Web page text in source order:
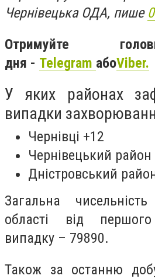
Чернівецька ОДА, пише
Отримуйте
дня - Telegram абоViber.
У яких районах
випадки
Чернівці +12
Чернівецький район
Дністровський
Загальна
області від першого
випадку – 79890.
Також за останню